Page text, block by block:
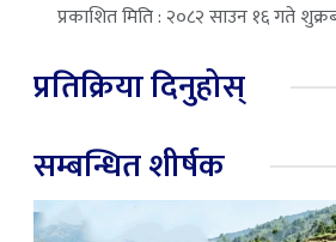
प्रकाशित मिति : २०८२ साउन १६ गते
प्रतिक्रिया दिनुहोस्
सम्बन्धित शीर्षक